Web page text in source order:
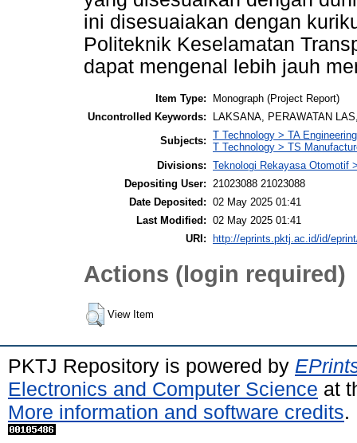
ini disesuaiakan dengan
Politeknik Keselamatan
dapat mengenal lebih jauh
Item Type:
Monograph (Project Report)
Uncontrolled Keywords:
LAKSANA, PERAWATAN
Subjects: T Technology > TA
T Technology > TS
Divisions: Teknologi Rekayasa Otomotif
Depositing User: 21023088 21023088
Date Deposited: 02 May 2025 01:41
Last Modified: 02 May 2025 01:41
URI:
http://eprints.pktj.ac.id/id/
Actions (login required)
View Item
PKTJ Repository is powered by
Electronics and Computer Science at
More information and software credits.